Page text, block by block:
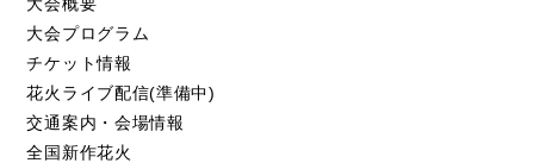
大会プログラム
チケット情報
花火ライブ配信(準備中)
交通案内・会場情報
全国新作花火